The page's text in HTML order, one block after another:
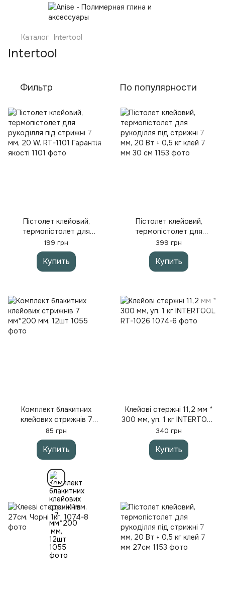
Каталог Intertool
Intertool
Фильтр По популярности
Пістолет клейовий,
термопістолет для
рукоділля під стрижні 7
мм, 20 W. RT-1101 Гарантія
якості
199 грн
Купить
Пістолет клейовий,
термопістолет для
рукоділля під стрижні 7
мм, 20 Вт + 0,5 кг клей 7
мм 30 см
399 грн
Купить
Комплект блакитних
клейових стрижнів 7
мм*200 мм, 12шт
85 грн
Купить
Клейові стержні 11,2 мм *
300 мм, уп. 1 кг INTERTOOL
RT-1026
340 грн
Купить